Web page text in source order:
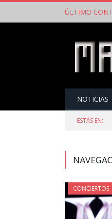
ÚLTIMO
NOTICIAS
ESTÁS EN:
CONCIERTOS